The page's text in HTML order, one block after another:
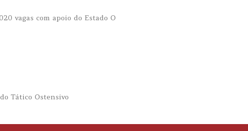
vagas com apoio do Estado O
Tático Ostensivo